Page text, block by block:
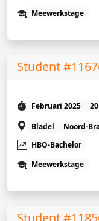
Meewerkstage
Student
Februari 2025
Bladel
Noord-
HBO-Bachelor
Meewerkstage